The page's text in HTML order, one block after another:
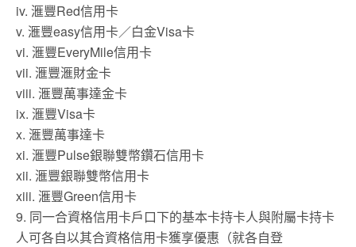
iv. 滙豐Red信用卡
v. 滙豐easy信用卡／白金Visa卡
vi. 滙豐EveryMile信用卡
vii. 滙豐滙財金卡
viii. 滙豐萬事達金卡
ix. 滙豐Visa卡
x. 滙豐萬事達卡
xi. 滙豐Pulse銀聯雙幣鑽石信用卡
xii. 滙豐銀聯雙幣信用卡
xiii. 滙豐Green信用卡
9. 同一合資格信用卡戶口下的基本卡持卡人與附屬卡持卡
人可各自以其合資格信用卡獲享優惠（就各自登